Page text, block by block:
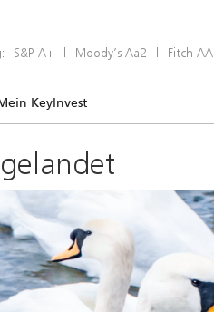
S&P A+ | Moody’s Aa2 | Fitch AA
KeyInvest